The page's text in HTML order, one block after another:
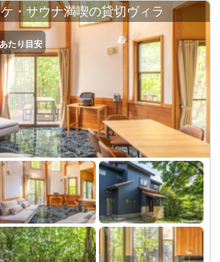
・サウナ満喫の貸切ヴィラ
たり目安